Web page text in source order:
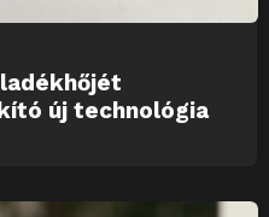
új technológia